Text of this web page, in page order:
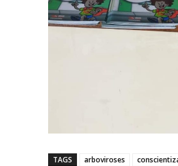
TAGS arboviroses